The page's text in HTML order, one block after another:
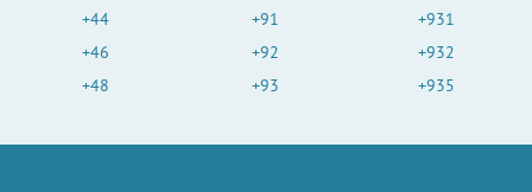
+44
+46
+48
+91
+92
+93
+931
+932
+935